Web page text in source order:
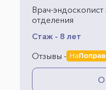
Врач-
отделения
Стаж - 8 лет
Отзывы -
О